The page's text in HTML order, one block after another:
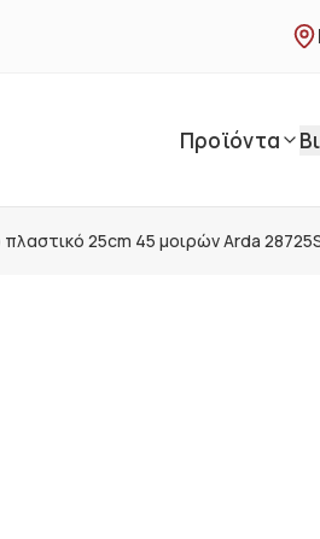
Προϊόντα
25cm 45 μοιρών Arda